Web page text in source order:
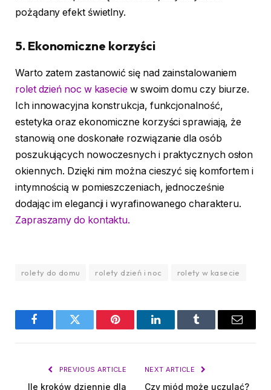
pożądany efekt świetlny.
5. Ekonomiczne korzyści
Warto zatem zastanowić się nad zainstalowaniem
rolet dzień noc w kasecie w swoim domu czy biurze.
Ich innowacyjna konstrukcja, funkcjonalność,
estetyka oraz ekonomiczne korzyści sprawiają, że
stanowią one doskonałe rozwiązanie dla osób
poszukujących nowoczesnych i praktycznych osłon
okiennych. Dzięki nim można cieszyć się komfortem i
intymnością w pomieszczeniach, jednocześnie
dodając im elegancji i wyrafinowanego charakteru.
Zapraszamy do kontaktu.
rolety do domu rolety dzień i noc rolety w kasecie
FacebookTwitter Pinterest LinkedInTumblr Email
PREVIOUS ARTICLE
Ile kroków dziennie dla
NEXT ARTICLE
Czy miód może uczulać?